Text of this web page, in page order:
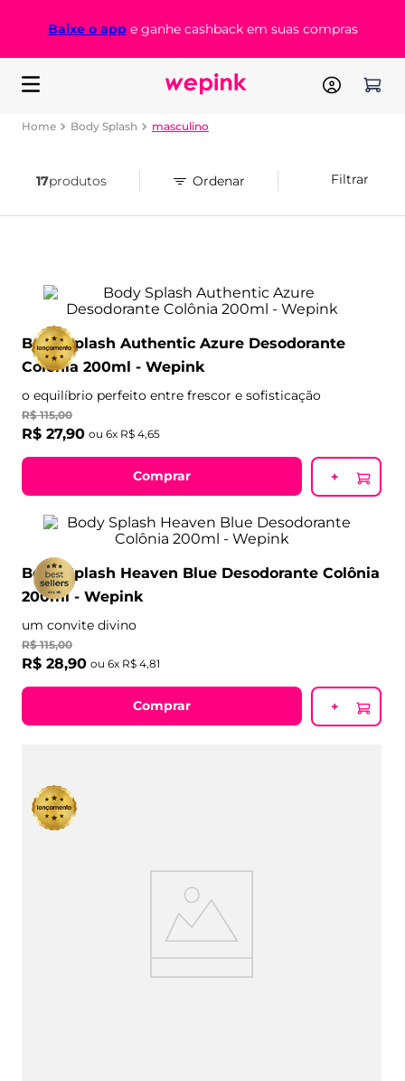
Baixe o appe ganhe cashback em suas compras
Body Splash masculino
17produtos Filtrar
Body Splash Authentic Azure Desodorante
Colônia 200ml - Wepink
o equilíbrio perfeito entre frescor e sofisticação
R$ 115,00
R$ 27,90 ou 6x R$ 4,65
Comprar +
Body Splash Heaven Blue Desodorante Colônia
200ml - Wepink
um convite divino
R$ 115,00
R$ 28,90 ou 6x R$ 4,81
Comprar +